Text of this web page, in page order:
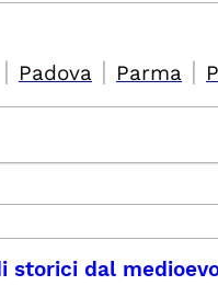
| Padova | Parma |
storici dal